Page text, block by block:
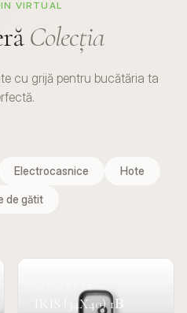
VIRTUAL
Colecția
cu grijă pentru bucătăria ta
Electrocasnice Hote
de gătit
IRIS (34X40) 1Β